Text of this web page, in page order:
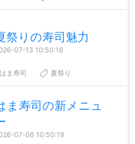
祭りの寿司魅力
07-13 10:50:16
はま寿司 夏祭り
ま寿司の新メニュ
07-06 10:50:19